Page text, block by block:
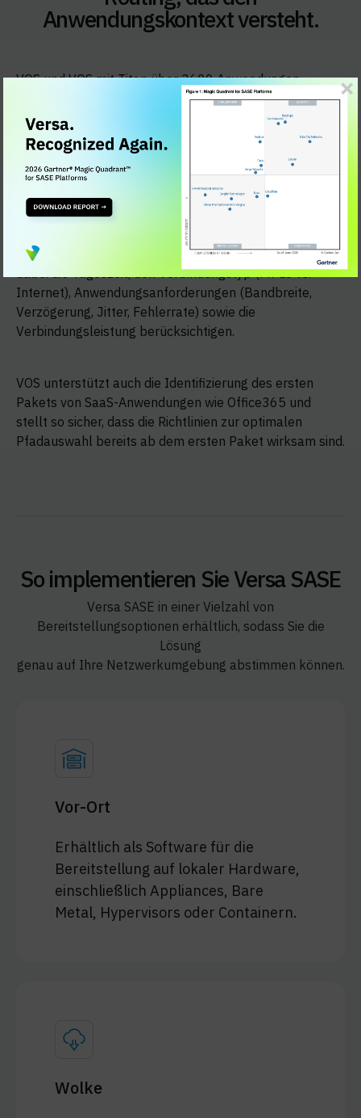
Anwendungskontext versteht.
VOS und VOS mit Titan über 3600 Anwendungen.
VOS und VOS mit Titan überwachen Titan
Verbindungen, Transportwege und die
Anwendungsleistung (Bandbreite, Latenz, Jitter,
Fehlerrate, Paketverlust, MTU usw.). VOS und VOS
mit Titan diese Informationen für die
anwendungsbasierte Verbindungsauswahl,
intelligentes Traffic Engineering und intelligente
Umleitung. Die Lösung bietet zudem
anwendungsorientierte Traffic-Steuerung und kann
dabei die Tageszeit, den Verbindungstyp (MPLS vs.
Internet), Anwendungsanforderungen (Bandbreite,
Verzögerung, Jitter, Fehlerrate) sowie die
Verbindungsleistung berücksichtigen.
VOS unterstützt auch die Identifizierung des ersten
Pakets von SaaS-Anwendungen wie Office365 und
stellt so sicher, dass die Richtlinien zur optimalen
Pfadauswahl bereits ab dem ersten Paket wirksam sind.
So implementieren Sie Versa SASE
Versa SASE in einer Vielzahl von
Bereitstellungsoptionen erhältlich, sodass Sie die
Lösung
genau auf Ihre Netzwerkumgebung abstimmen können.
Vor-Ort
Erhältlich als Software für die
Bereitstellung auf lokaler Hardware,
einschließlich Appliances, Bare
Metal, Hypervisors oder Containern.
Wolke